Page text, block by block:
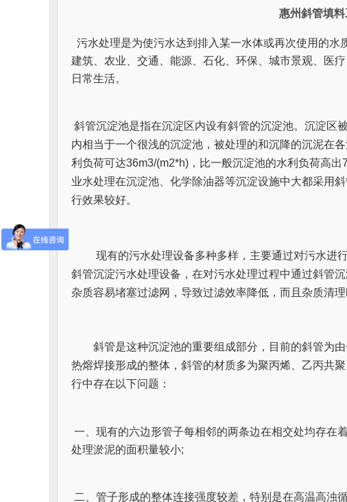
惠州斜管填
污水处理是为使污水达到排入某一水体或再次使用的
建筑、农业、交通、能源、石化、环保、城市景观、医
日常生活。
内相当于一个很浅的沉淀池，被处理的和沉降的沉泥在
利负荷可达36m3/(m2*h)，比一般沉淀池的水利负荷高
业水处理在沉淀池、化学除油器等沉淀设施中大都采用
行效果较好。
现有的污水处理设备多种多样，主要通过对污水进
斜管沉淀污水处理设备，在对污水处理过程中通过斜管
杂质容易堵塞过滤网，导致过滤效率降低，而且杂质清
斜管是这种沉淀池的重要组成部分，目前的斜管为由
热熔焊接形成的整体，斜管的材质多为聚丙烯、乙丙共
行中存在以下问题：
一、现有的六边形管子每相邻的两条边在相交处均存在
处理淤泥的面积量较小;
二、管子形成的整体连接强度较差，特别是在高温高浊